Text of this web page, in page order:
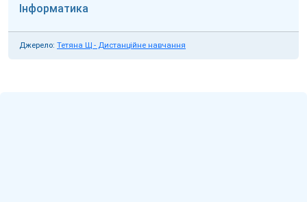
Інформатика
Джерело: Тетяна Щ - Дистанційне навчання